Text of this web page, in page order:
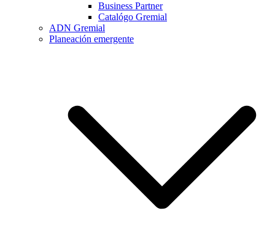
Business Partner
Catalógo Gremial
ADN Gremial
Planeación emergente